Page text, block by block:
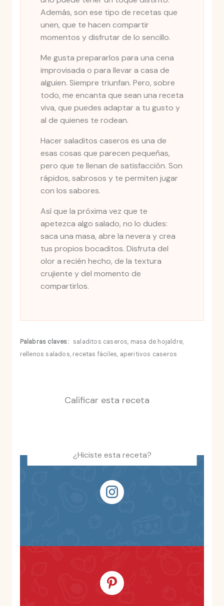
Además, son ese tipo de recetas que
unen, que te hacen compartir
momentos y disfrutar de lo sencillo.
Me gusta prepararlos para una cena
improvisada o para llevar a casa de
alguien. Siempre triunfan. Pero, sobre
todo, me encanta que sean una receta
viva, que puedes adaptar a tu gusto y
al de quienes te rodean.
Hacer saladitos caseros es una de
esas cosas que parecen pequeñas,
pero que te llenan de satisfacción. Son
rápidos, sabrosos y te permiten jugar
con los sabores.
Así que la próxima vez que te
apetezca algo salado, no lo dudes:
saca una masa, abre la nevera y crea
tus propios bocaditos. Disfruta del
olor a recién hecho, de la textura
crujiente y del momento de
compartirlos.
Palabras claves: saladitos caseros, masa de hojaldre,
rellenos salados, recetas fáciles, aperitivos caseros
Calificar esta receta
¿Hiciste esta receta?